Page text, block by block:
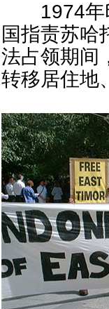
1974年印
国指责苏哈
法占领期间
转移居住地